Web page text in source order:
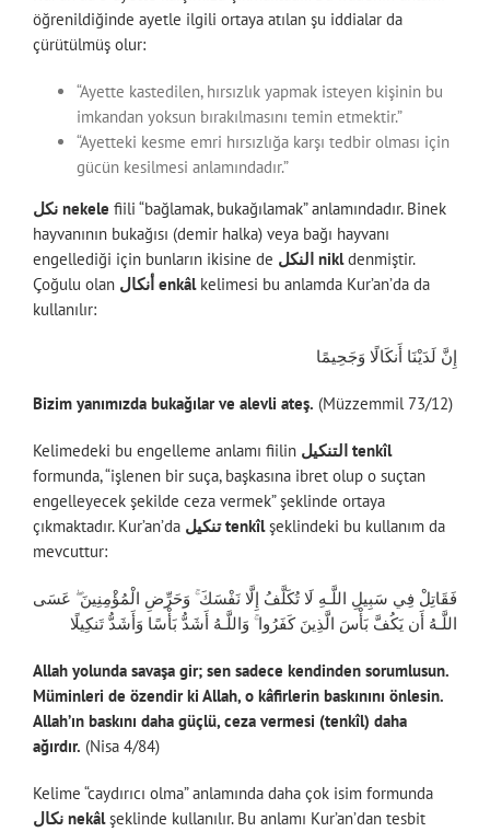
öğrenildiğinde ayetle ilgili ortaya atılan şu iddialar da
çürütülmüş olur:
“Ayette kastedilen, hırsızlık yapmak isteyen kişinin bu
imkandan yoksun bırakılmasını temin etmektir.”
“Ayetteki kesme emri hırsızlığa karşı tedbir olması için
gücün kesilmesi anlamındadır.”
نكل nekele fiili “bağlamak, bukağılamak” anlamındadır. Binek
hayvanının bukağısı (demir halka) veya bağı hayvanı
engellediği için bunların ikisine de
النكل nikldenmiştir.
Çoğulu olan
أنكال enkâlkelimesi bu anlamda Kur’an’da da
kullanılır:
إِنَّ لَدَيْنَا أَنكَالًا وَجَحِيمًا
Bizim yanımızda bukağılar ve alevli ateş. (Müzzemmil 73/12)
Kelimedeki bu engelleme anlamı fiilin
التنكيل tenkîl
formunda, “işlenen bir suça, başkasına ibret olup o suçtan
engelleyecek şekilde ceza vermek” şeklinde ortaya
çıkmaktadır. Kur’an’da
تنكيل tenkîlşeklindeki bu kullanım da
mevcuttur:
فَقَاتِلْ فِي سَبِيلِ اللَّـهِ لَا تُكَلَّفُ إِلَّا نَفْسَكَ ۚ وَحَرِّضِ الْمُؤْمِنِينَ ۖ عَسَى
اللَّـهُ أَن يَكُفَّ بَأْسَ الَّذِينَ كَفَرُوا ۚ وَاللَّـهُ أَشَدُّ بَأْسًا وَأَشَدُّ تَنكِيلًا
Allah yolunda savaşa gir; sen sadece kendinden sorumlusun.
Müminleri de özendir ki Allah, o kâfirlerin baskınını önlesin.
Allah’ın baskını daha güçlü, ceza vermesi (tenkîl) daha
ağırdır. (Nisa 4/84)
Kelime “caydırıcı olma” anlamında daha çok isim formunda
نكال nekâlşeklinde kullanılır. Bu anlamı Kur’an’dan tesbit